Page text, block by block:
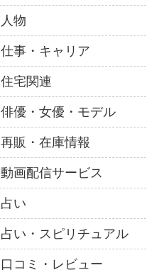
人物
仕事・キャリア
住宅関連
俳優・女優・モデル
再販・在庫情報
動画配信サービス
占い
占い・スピリチュアル
口コミ・レビュー